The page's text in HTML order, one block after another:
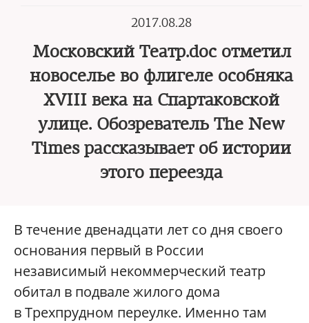
2017.08.28
Московский Театр.doc отметил
новоселье во флигеле особняка
XVIII века на Спартаковской
улице. Обозреватель The New
Times рассказывает об истории
этого переезда
В течение двенадцати лет со дня своего
основания первый в России
независимый некоммерческий театр
обитал в подвале жилого дома
в Трехпрудном переулке. Именно там